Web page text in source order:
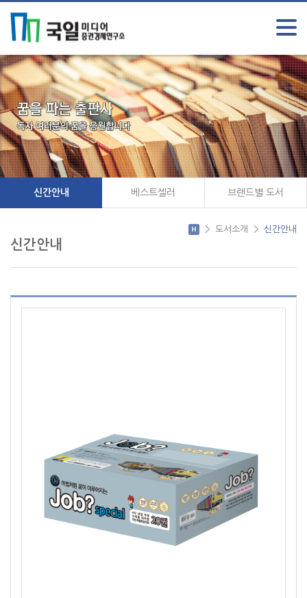
신간안내 베스트셀러 브랜드별 도서
신간안내
> 도서소개 > 신간안내